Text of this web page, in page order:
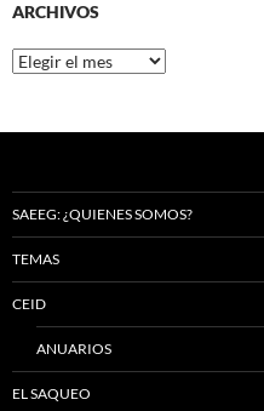
ARCHIVOS
Archivos
SAEEG: ¿QUIENES SOMOS?
TEMAS
CEID
ANUARIOS
EL SAQUEO